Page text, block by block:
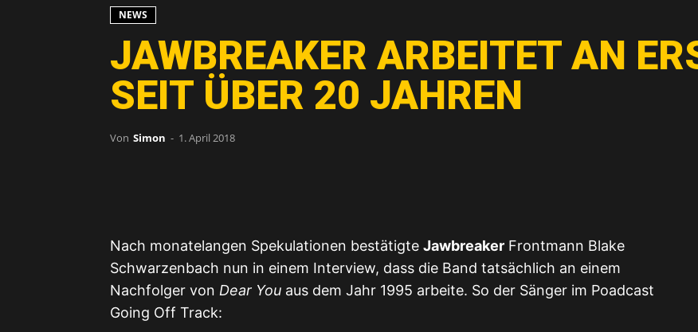
NEWS
JAWBREAKER ARBEITET AN
SEIT ÜBER 20 JAHREN
Von Simon - 1. April 2018
Nach monatelangen Spekulationen bestätigte Jawbreaker Frontmann Blake
Schwarzenbach nun in einem Interview, dass die Band tatsächlich an einem
Nachfolger von Dear You aus dem Jahr 1995 arbeite. So der Sänger im Poadcast
Going Off Track: